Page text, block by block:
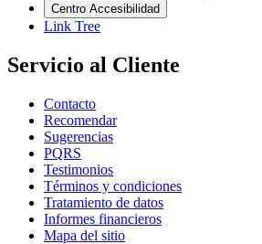
Centro Accesibilidad
Link Tree
Servicio al Cliente
Contacto
Recomendar
Sugerencias
PQRS
Testimonios
Términos y condiciones
Tratamiento de datos
Informes financieros
Mapa del sitio